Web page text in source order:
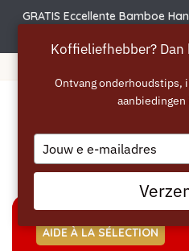
GRATIS Eccellente Bamboe
Accueil/Marques/NIVONA
AIDE À LA SÉLECTION
Koffieliefhebber?
Ontvang onderhoudstips,
Type
your
email